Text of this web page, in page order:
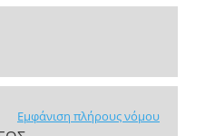
Εμφάνιση πλήρους νόμου